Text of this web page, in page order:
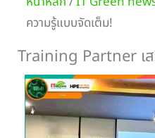
ความรู้แบบจัดเต็ม!
Training Partner เ